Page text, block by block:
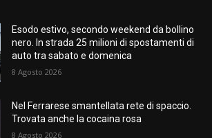
Esodo estivo, secondo weekend da bollino
nero. In strada 25 milioni di spostamenti di
auto tra sabato e domenica
8 Agosto 2026
Nel Ferrarese smantellata rete di spaccio.
Trovata anche la cocaina rosa
8 Agosto 2026